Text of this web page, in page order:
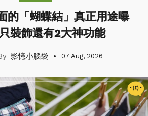
的「蝴蝶結」真正用途曝
裝飾還有2大神功能
影憶小腦袋 07 Aug, 2026